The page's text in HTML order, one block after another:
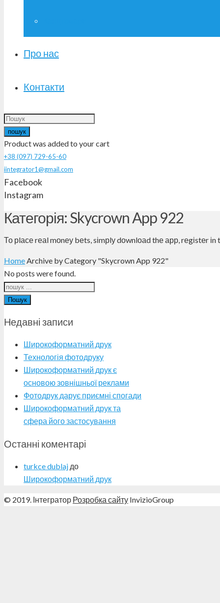
Про нас
Контакти
пошук
Productwas added to your cart
+38 (097) 729-65-60
iintegrator1@gmail.com
Facebook
Instagram
Категорія: Skycrown App 922
То рlасе rеаl mоnеу bеts, sіmрlу dоwnlоаd thе арр, rеgіstеr іn
HomeArchive by Category "Skycrown App 922"
No posts were found.
Пошук
Недавні записи
Широкоформатний друк
Технологія фотодруку
Широкоформатний друк є
основою зовнішньої реклами
Фотодрук дарує приємні спогади
Широкоформатний друк та
сфера його застосування
Останні коментарі
turkce dublaj до
Широкоформатний друк
© 2019. Інтегратор Розробка сайту InvizioGroup